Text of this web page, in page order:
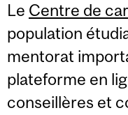
Le Centre de
population
mentorat
plateforme en
conseillères et